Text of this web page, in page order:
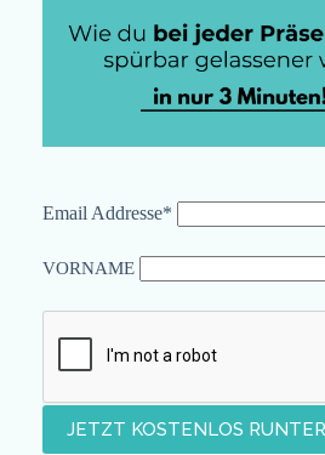
Email Addresse*
VORNAME